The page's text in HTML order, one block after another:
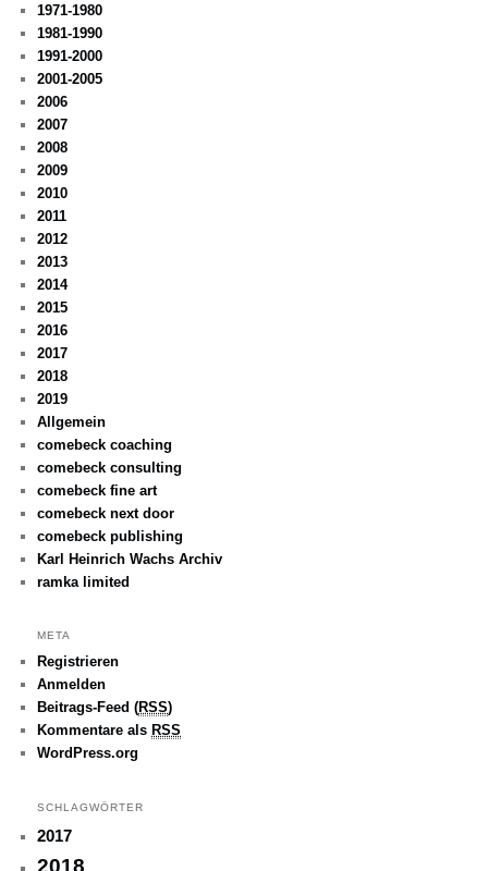
1971-1980
1981-1990
1991-2000
2001-2005
2006
2007
2008
2009
2010
2011
2012
2013
2014
2015
2016
2017
2018
2019
Allgemein
comebeck coaching
comebeck consulting
comebeck fine art
comebeck next door
comebeck publishing
Karl Heinrich Wachs Archiv
ramka limited
META
Registrieren
Anmelden
Beitrags-Feed (RSS)
Kommentare als RSS
WordPress.org
SCHLAGWÖRTER
2017
2018